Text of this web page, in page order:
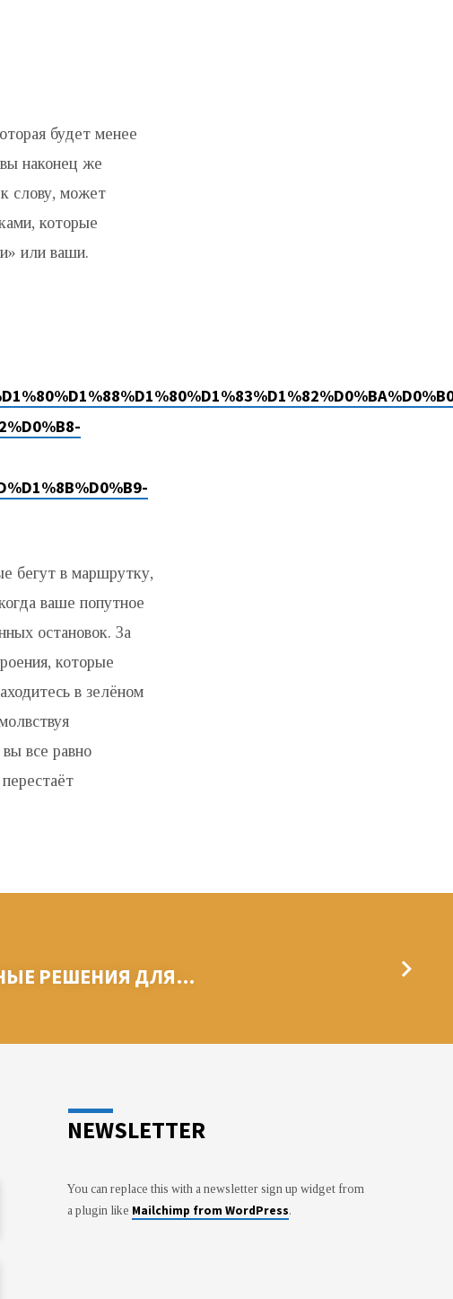
будет менее
наконец же
слову, может
которые
или ваши.
бегут в маршрутку,
ваше попутное
остановок. За
которые
в зелёном
все равно
РЕШЕНИЯ ДЛЯ…
NEWSLETTER
You can replace this with a newsletter sign up widget from
a plugin like Mailchimp from WordPress.